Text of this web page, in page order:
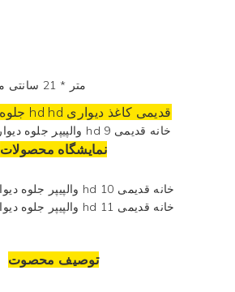
1.25 متر * 21 سانتی متر * 21 سانتی متر
جلوه آجری دیوار hd hd قدیمی کاغذ دیواری
نمایشگاه محصولات
توصیف محصوت